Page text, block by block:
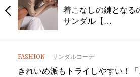
着こなしの鍵となる
サンダル【…
FASHION サンダルコーデ
きれいめ派もトライしやすい！